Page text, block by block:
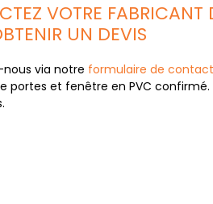
VOTRE FABRICANT
UN DEVIS
via notre formulaire de contact
portes et fenêtre en PVC